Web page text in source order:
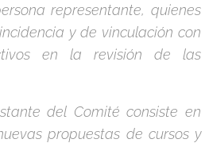
representante, quienes
y de vinculación con
en la revisión de las
del Comité consiste en
propuestas de cursos y